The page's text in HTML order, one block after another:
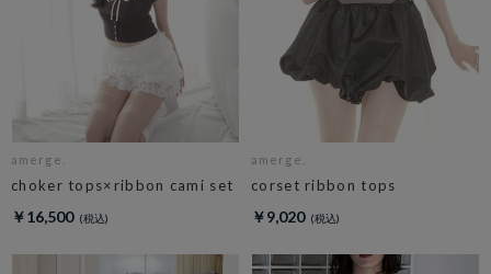
amerge.
choker tops×ribbon cami set
￥16,500
amerge.
corset ribbon tops
￥9,020